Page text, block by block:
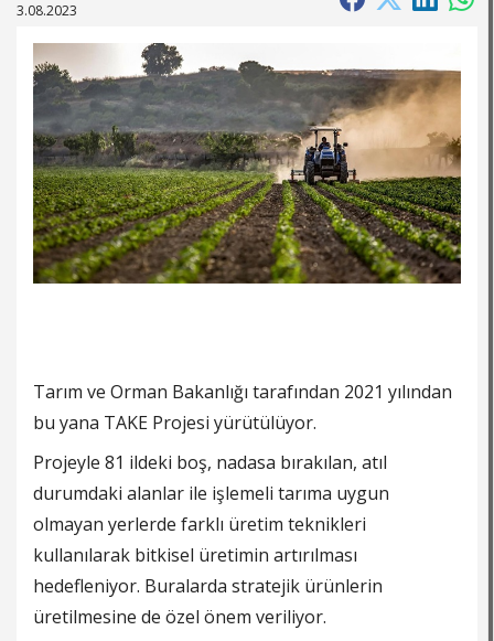
3.08.2023
Tarım ve Orman Bakanlığı tarafından 2021 yılından
bu yana TAKE Projesi yürütülüyor.
Projeyle 81 ildeki boş, nadasa bırakılan, atıl
durumdaki alanlar ile işlemeli tarıma uygun
olmayan yerlerde farklı üretim teknikleri
kullanılarak bitkisel üretimin artırılması
hedefleniyor. Buralarda stratejik ürünlerin
üretilmesine de özel önem veriliyor.